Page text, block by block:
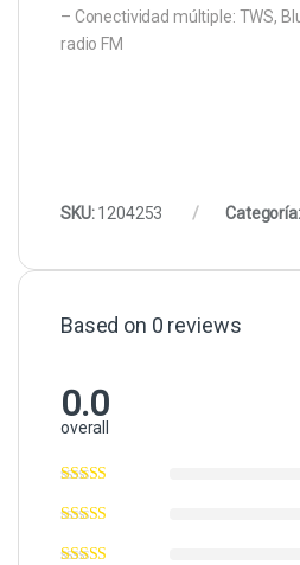
– Conectividad múltiple: TWS,
radio FM
SKU:1204253 Categoría:
Based on 0 reviews
0.0
overall